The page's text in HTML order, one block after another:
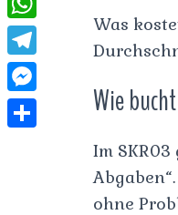
Was
Wie
Im
ohne
o
k
e
r
i
n
e
r
e
d
d
W
h
a
T
e
l
M